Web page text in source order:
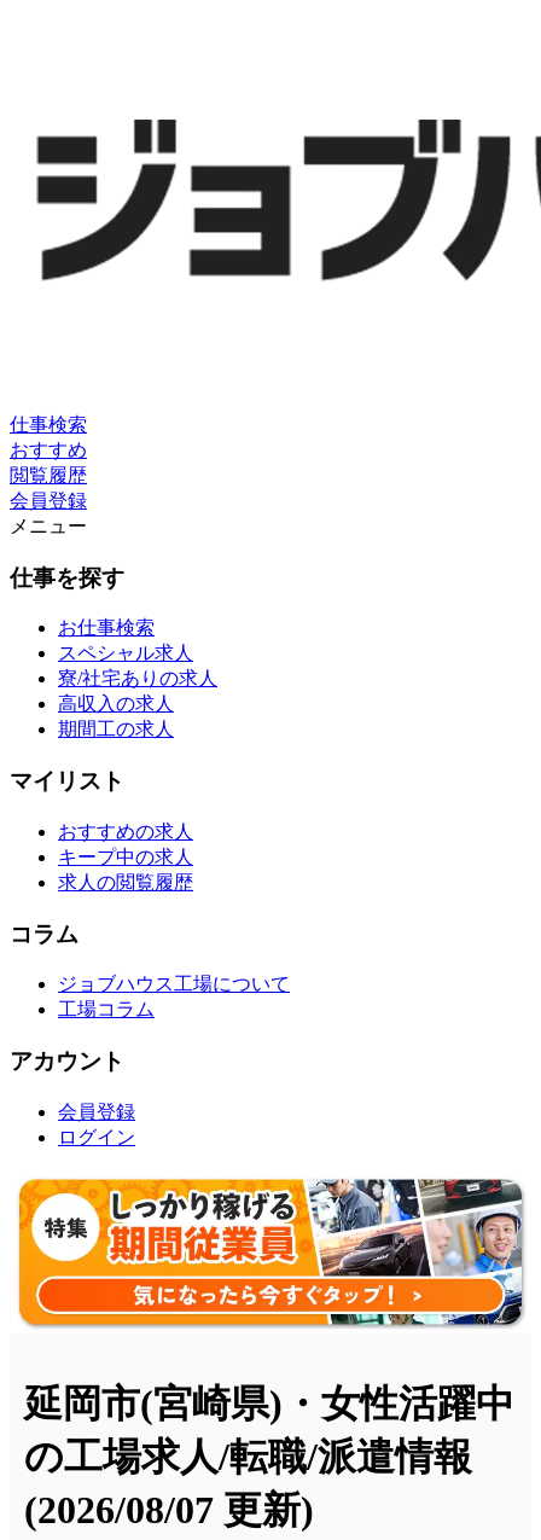
仕事検索
おすすめ
閲覧履歴
会員登録
メニュー
仕事を探す
お仕事検索
スペシャル求人
寮/社宅ありの求人
高収入の求人
期間工の求人
マイリスト
おすすめの求人
キープ中の求人
求人の閲覧履歴
コラム
ジョブハウス工場について
工場コラム
アカウント
会員登録
ログイン
延岡市(宮崎県)・女性活躍中
の工場求人/転職/派遣情報
(2026/08/07 更新)